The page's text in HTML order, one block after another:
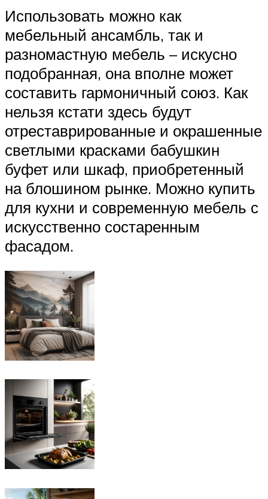
Использовать можно как
мебельный ансамбль, так и
разномастную мебель – искусно
подобранная, она вполне может
составить гармоничный союз. Как
нельзя кстати здесь будут
отреставрированные и окрашенные
светлыми красками бабушкин
буфет или шкаф, приобретенный
на блошином рынке. Можно купить
для кухни и современную мебель с
искусственно состаренным
фасадом.